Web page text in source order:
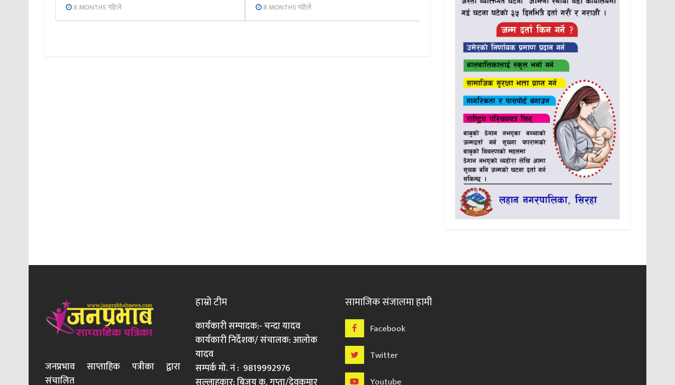
8 MONTHS पहिले 8 MONTHS पहिले
जनप्रभाव साप्ताहिक पत्रीका द्वारा
संचालित
हाम्रो टीम
कार्यकारी सम्पादक:- चन्दा यादव
कार्यकारी निर्देशक/ संचालक: आलोक
यादव
सम्पर्क मो. नं : 9819992976
सामाजिक संजालमा हामी
Facebook
Twitter
Youtube